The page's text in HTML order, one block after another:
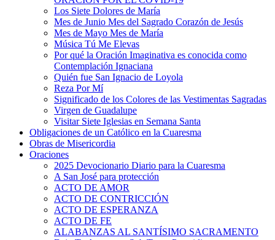
Los Siete Dolores de María
Mes de Junio Mes del Sagrado Corazón de Jesús
Mes de Mayo Mes de María
Música Tú Me Elevas
Por qué la Oración Imaginativa es conocida como
Contemplación Ignaciana
Quién fue San Ignacio de Loyola
Reza Por Mí
Significado de los Colores de las Vestimentas Sagradas
Virgen de Guadalupe
Visitar Siete Iglesias en Semana Santa
Obligaciones de un Católico en la Cuaresma
Obras de Misericordia
Oraciones
2025 Devocionario Diario para la Cuaresma
A San José para protección
ACTO DE AMOR
ACTO DE CONTRICCIÓN
ACTO DE ESPERANZA
ACTO DE FE
ALABANZAS AL SANTÍSIMO SACRAMENTO